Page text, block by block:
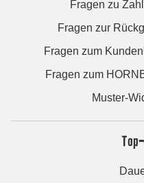
Fragen zu
Fragen zur
Fragen zum
Fragen zum
Muster-